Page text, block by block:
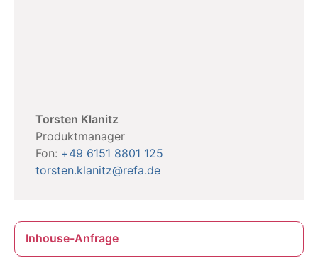
Torsten Klanitz
Produktmanager
Fon: +49 6151 8801 125
torsten.klanitz@refa.de
Inhouse-Anfrage